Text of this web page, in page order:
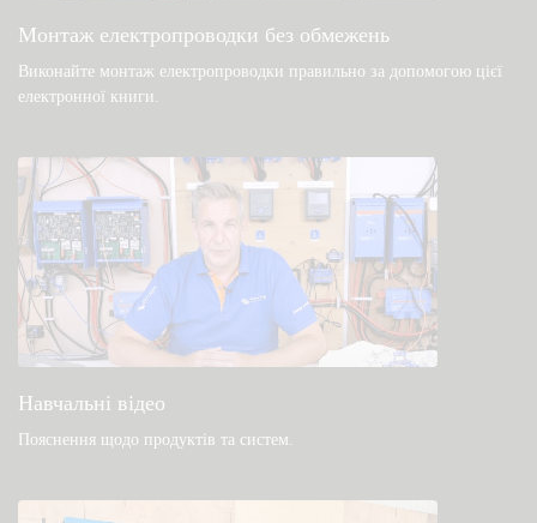
документація
Монтаж електропроводки без обмежень
Виконайте монтаж електропроводки правильно за допомогою цієї
електронної книги.
Навчальні відео
Пояснення щодо продуктів та систем.